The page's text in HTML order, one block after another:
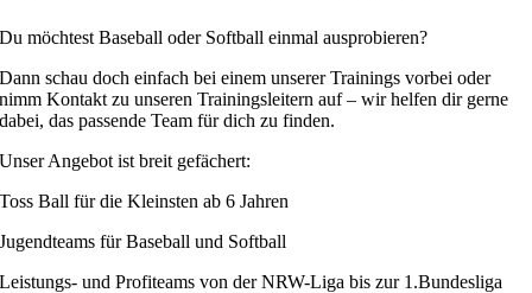
Du möchtest Baseball oder Softball einmal ausprobieren?
Dann schau doch einfach bei einem unserer Trainings vorbei oder
nimm Kontakt zu unseren Trainingsleitern auf – wir helfen dir gerne
dabei, das passende Team für dich zu finden.
Unser Angebot ist breit gefächert:
Toss Ball für die Kleinsten ab 6 Jahren
Jugendteams für Baseball und Softball
Leistungs- und Profiteams von der NRW-Liga bis zur 1.Bundesliga